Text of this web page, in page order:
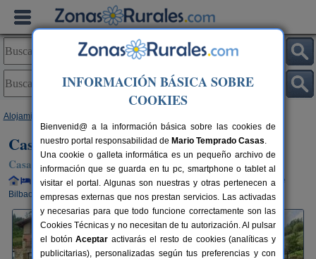
Alojamientos
Casa Rural Goiena
Casa Rural en Mungia (Vizcaya)
Alquiler completo y por habitaciones 10+4 plazas
20 km de
Bilbao
INFORMACIÓN BÁSICA SOBRE
COOKIES
Bienvenid@ a la información básica sobre las cookies de
nuestro portal responsabilidad de Mario Temprado Casas.
Una cookie o galleta informática es un pequeño archivo de
información que se guarda en tu pc, smartphone o tablet al
visitar el portal. Algunas son nuestras y otras pertenecen a
empresas externas que nos prestan servicios. Las activadas
y necesarias para que todo funcione correctamente son las
Cookies Técnicas y no necesitan de tu autorización. Al pulsar
el botónAceptar activarás el resto de cookies (analíticas y
publicitarias), personalizadas según tus preferencias y con